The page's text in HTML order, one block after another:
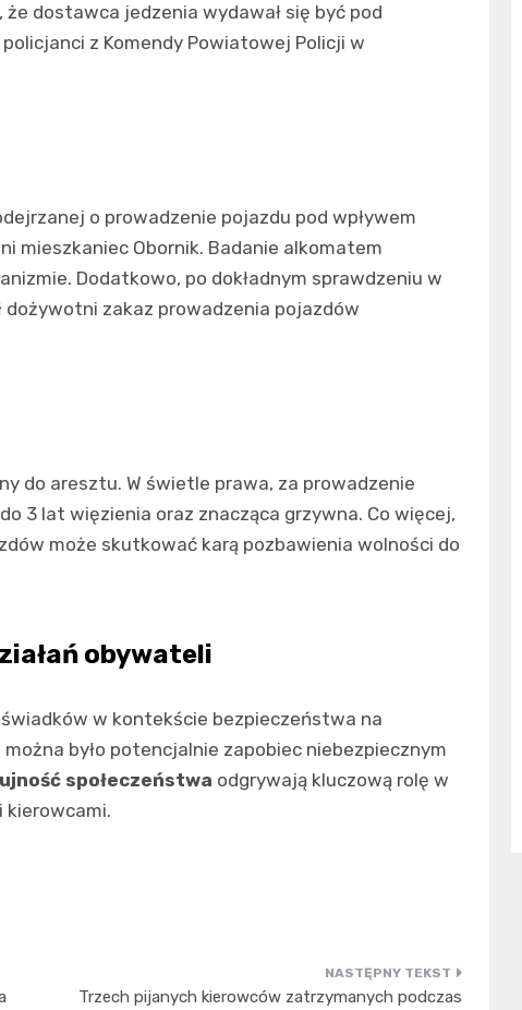
że dostawca jedzenia wydawał się być pod
z Komendy Powiatowej Policji w
o prowadzenie pojazdu pod wpływem
mieszkaniec Obornik. Badanie alkomatem
Dodatkowo, po dokładnym sprawdzeniu w
dożywotni zakaz prowadzenia pojazdów
do aresztu. W świetle prawa, za prowadzenie
3 lat więzienia oraz znacząca grzywna. Co więcej,
może skutkować karą pozbawienia wolności do
obywateli
w kontekście bezpieczeństwa na
było potencjalnie zapobiec niebezpiecznym
społeczeństwa odgrywają kluczową rolę w
kierowcami.
Trzech pijanych kierowców zatrzymanych podczas